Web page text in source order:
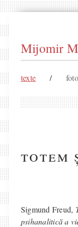
Mijomir
texte / foto
totem
Sigmund Freud,
psihanalitică a